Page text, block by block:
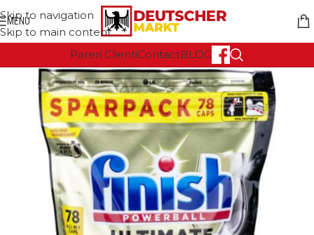
Skip to navigation
Skip to main content
MENU
Pareri ClientiContactBLOG